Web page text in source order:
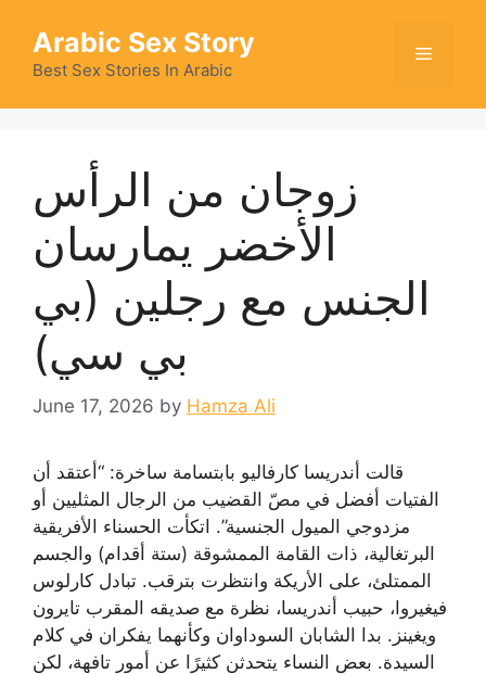
content
Arabic Sex Story
Best Sex Stories In Arabic
Menu
زوجان من الرأس
الأخضر يمارسان
الجنس مع رجلين (بي
بي سي)
June 17, 2026 by Hamza Ali
قالت أندريسا كارفاليو بابتسامة ساخرة: “أعتقد أن
الفتيات أفضل في مصّ القضيب من الرجال المثليين أو
مزدوجي الميول الجنسية”. اتكأت الحسناء الأفريقية
البرتغالية، ذات القامة الممشوقة (ستة أقدام) والجسم
الممتلئ، على الأريكة وانتظرت بترقب. تبادل كارلوس
فيغيروا، حبيب أندريسا، نظرة مع صديقه المقرب تايرون
ويغينز. بدا الشابان السوداوان وكأنهما يفكران في كلام
السيدة. بعض النساء يتحدثن كثيرًا عن أمور تافهة، لكن